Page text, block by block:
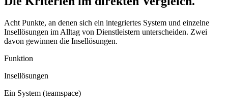
Acht Punkte, an denen sich ein integriertes System und einzelne
Insellösungen im Alltag von Dienstleistern unterscheiden. Zwei
davon gewinnen die Insellösungen.
Funktion
Insellösungen
Ein System (teamspace)